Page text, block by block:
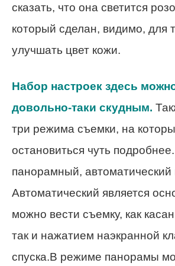
сказать, что она светится
который сделан, видимо, для
улучшать цвет кожи.
Набор настроек здесь
довольно-таки скудным.
три режима съемки, на
остановиться чуть
панорамный, автоматический
Автоматический является
можно вести съемку, как
так и нажатием наэкранной
спуска.В режиме панорамы